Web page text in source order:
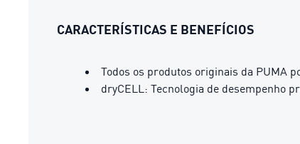
CARACTERÍSTICAS E BENEFÍCIOS
Todos os produtos originais da PUMA
dryCELL: Tecnologia de desempenho